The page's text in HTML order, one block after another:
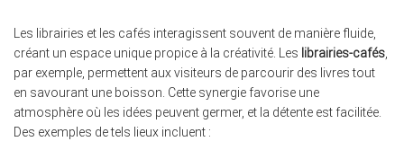
Les librairies et les cafés interagissent souvent de manière fluide,
créant un espace unique propice à la créativité. Les librairies-cafés,
par exemple, permettent aux visiteurs de parcourir des livres tout
en savourant une boisson. Cette synergie favorise une
atmosphère où les idées peuvent germer, et la détente est facilitée.
Des exemples de tels lieux incluent :